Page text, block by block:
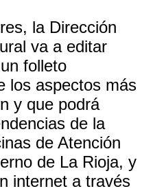
la Dirección
va a editar
folleto
los aspectos más
y que podrá
de la
de Atención
de La Rioja, y
internet a través